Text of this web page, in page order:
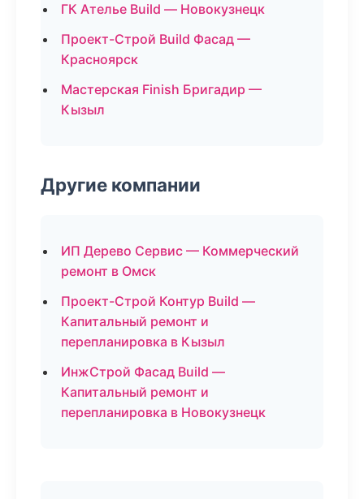
ГК Ателье Build — Новокузнецк
Проект-Строй Build Фасад —
Красноярск
Мастерская Finish Бригадир —
Кызыл
Другие компании
ИП Дерево Сервис — Коммерческий
ремонт в Омск
Проект-Строй Контур Build —
Капитальный ремонт и
перепланировка в Кызыл
ИнжСтрой Фасад Build —
Капитальный ремонт и
перепланировка в Новокузнецк